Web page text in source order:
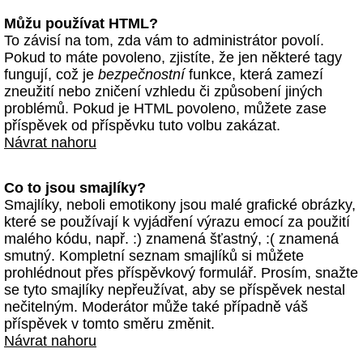
Můžu používat HTML?
To závisí na tom, zda vám to administrátor povolí.
Pokud to máte povoleno, zjistíte, že jen některé tagy
fungují, což je bezpečnostnífunkce, která zamezí
zneužití nebo zničení vzhledu či způsobení jiných
problémů. Pokud je HTML povoleno, můžete zase
příspěvek od příspěvku tuto volbu zakázat.
Návrat nahoru
Co to jsou smajlíky?
Smajlíky, neboli emotikony jsou malé grafické obrázky,
které se používají k vyjádření výrazu emocí za použití
malého kódu, např. :) znamená šťastný, :( znamená
smutný. Kompletní seznam smajlíků si můžete
prohlédnout přes příspěvkový formulář. Prosím, snažte
se tyto smajlíky nepřeužívat, aby se příspěvek nestal
nečitelným. Moderátor může také případně váš
příspěvek v tomto směru změnit.
Návrat nahoru